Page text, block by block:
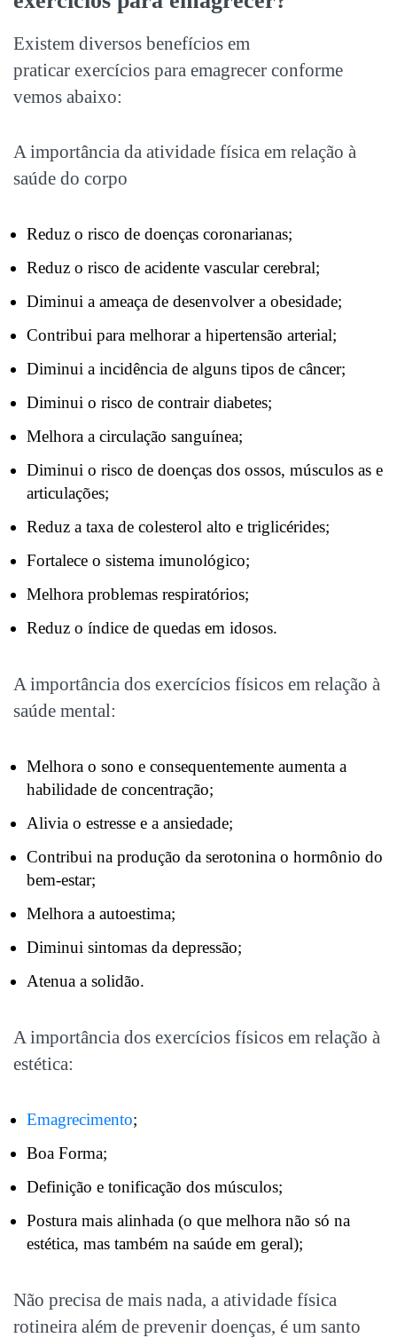
Existem diversos benefícios em
praticar exercícios para emagrecer conforme
vemos abaixo:
A importância da atividade física em relação à
saúde do corpo
Reduz o risco de doenças coronarianas;
Reduz o risco de acidente vascular cerebral;
Diminui a ameaça de desenvolver a obesidade;
Contribui para melhorar a hipertensão arterial;
Diminui a incidência de alguns tipos de câncer;
Diminui o risco de contrair diabetes;
Melhora a circulação sanguínea;
Diminui o risco de doenças dos ossos, músculos as e
articulações;
Reduz a taxa de colesterol alto e triglicérides;
Fortalece o sistema imunológico;
Melhora problemas respiratórios;
Reduz o índice de quedas em idosos.
A importância dos exercícios físicos em relação à
saúde mental:
Melhora o sono e consequentemente aumenta a
habilidade de concentração;
Alivia o estresse e a ansiedade;
Contribui na produção da serotonina o hormônio do
bem-estar;
Melhora a autoestima;
Diminui sintomas da depressão;
Atenua a solidão.
A importância dos exercícios físicos em relação à
estética:
Emagrecimento;
Boa Forma;
Definição e tonificação dos músculos;
Postura mais alinhada (o que melhora não só na
estética, mas também na saúde em geral);
Não precisa de mais nada, a atividade física
rotineira além de prevenir doenças, é um santo